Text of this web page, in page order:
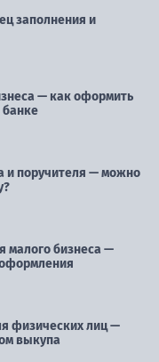
заполнения и
— как оформить
банке
и поручителя — можно
малого бизнеса —
физических лиц —
выкупа